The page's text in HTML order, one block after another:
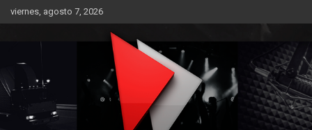
Saltar
al
viernes, agosto 7, 2026